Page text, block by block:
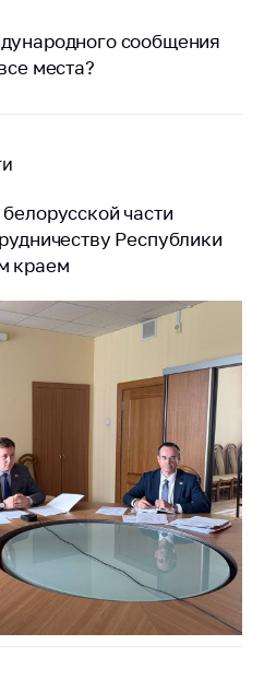
сообщения
места?
части
Республики
краем